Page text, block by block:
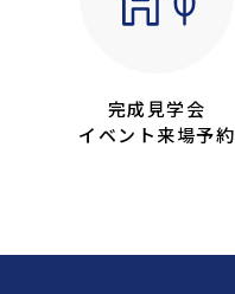
完成見学会
イベント来場予約